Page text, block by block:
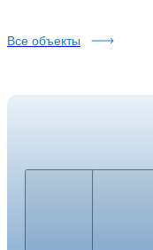
Все объекты